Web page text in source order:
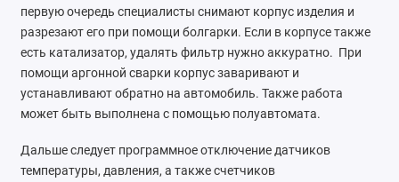
первую очередь специалисты снимают корпус изделия и
разрезают его при помощи болгарки. Если в корпусе также
есть катализатор, удалять фильтр нужно аккуратно. При
помощи аргонной сварки корпус заваривают и
устанавливают обратно на автомобиль. Также работа
может быть выполнена с помощью полуавтомата.
Дальше следует программное отключение датчиков
температуры, давления, а также счетчиков